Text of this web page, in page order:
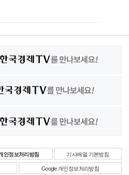
인정보처리방침 기사배열 기본방침
Google 개인정보처리방침